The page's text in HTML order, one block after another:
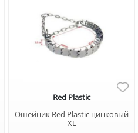
Red Plastic
Ошейник Red Plastic цинковый
XL